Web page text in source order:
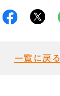
一覧に戻る